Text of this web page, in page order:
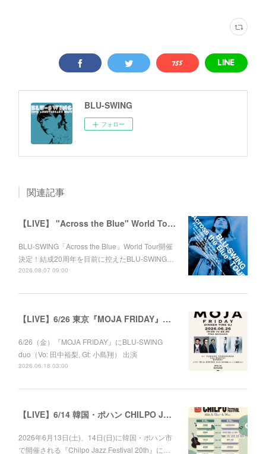
BLU-SWING
フォロー
関連記事
【LIVE】 "Across the Blue" World Tour 2026
BLU-SWING「Across the Blue」World Tour開催
決定！結成20周年を目前に控えたBLU-SWING…
2026.08.07 09:00
【LIVE】6/26 東京『MOJA FRIDAY』出演
6/26（金）『MOJA FRIDAY』にBLU-SWING
duo（Vo: 田中裕梨, Gt: 小島翔） 出演
2026.06.18 03:00
【LIVE】6/14 韓国・ポハン CHILPO JAZZ FESTIVAL 20th
2026年6月13日(土)、14日(日)に韓国・ポハン市
で開催される『Chilpo Jazz Festival 20th』に…